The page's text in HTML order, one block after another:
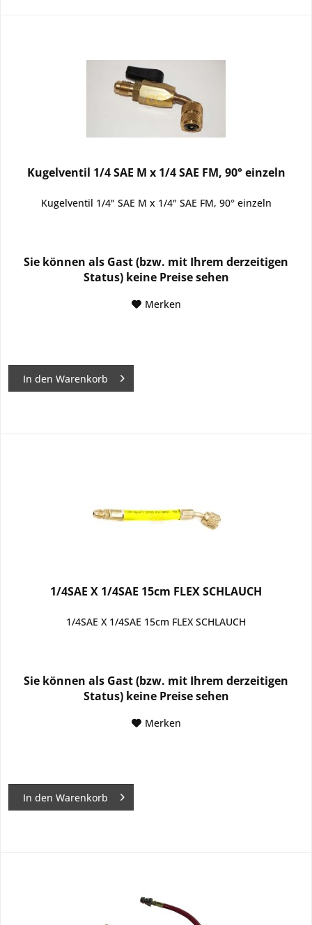
Kugelventil 1/4 SAE M x 1/4 SAE FM, 90° einzeln
Kugelventil 1/4" SAE M x 1/4" SAE FM, 90° einzeln
Sie können als Gast (bzw. mit Ihrem derzeitigen
Status) keine Preise sehen
Merken
In den Warenkorb
1/4SAE X 1/4SAE 15cm FLEX SCHLAUCH
1/4SAE X 1/4SAE 15cm FLEX SCHLAUCH
Sie können als Gast (bzw. mit Ihrem derzeitigen
Status) keine Preise sehen
Merken
In den Warenkorb